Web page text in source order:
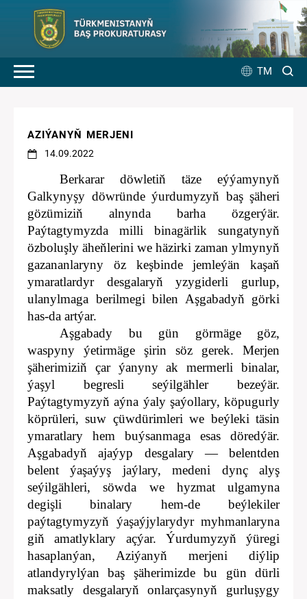
TM
AZIÝANYŇ MERJENI
14.09.2022
Berkarar döwletiň täze eýýamynyň
Galkynyşy döwründe ýurdumyzyň baş şäheri
gözümiziň alnynda barha özgerýär.
Paýtagtymyzda milli binagärlik sungatynyň
özboluşly äheňlerini we häzirki zaman ylmynyň
gazananlaryny öz keşbinde jemleýän kaşaň
ymaratlardyr desgalaryň yzygiderli gurlup,
ulanylmaga berilmegi bilen Aşgabadyň görki
has-da artýar.
Aşgabady bu gün görmäge göz,
waspyny ýetirmäge şirin söz gerek. Merjen
şäherimiziň çar ýanyny ak mermerli binalar,
ýaşyl begresli seýilgähler bezeýär.
Paýtagtymyzyň aýna ýaly şaýollary, köpugurly
köprüleri, suw çüwdürimleri we beýleki täsin
ymaratlary hem buýsanmaga esas döredýär.
Aşgabadyň ajaýyp desgalary — belentden
belent ýaşaýyş jaýlary, medeni dynç alyş
seýilgähleri, söwda we hyzmat ulgamyna
degişli binalary hem-de beýlekiler
paýtagtymyzyň ýaşaýjylarydyr myhmanlaryna
giň amatlyklary açýar. Ýurdumyzyň ýüregi
hasaplanýan, Aziýanyň merjeni diýlip
atlandyrylýan baş şäherimizde bu gün dürli
maksatly desgalaryň onlarçasynyň gurluşygy